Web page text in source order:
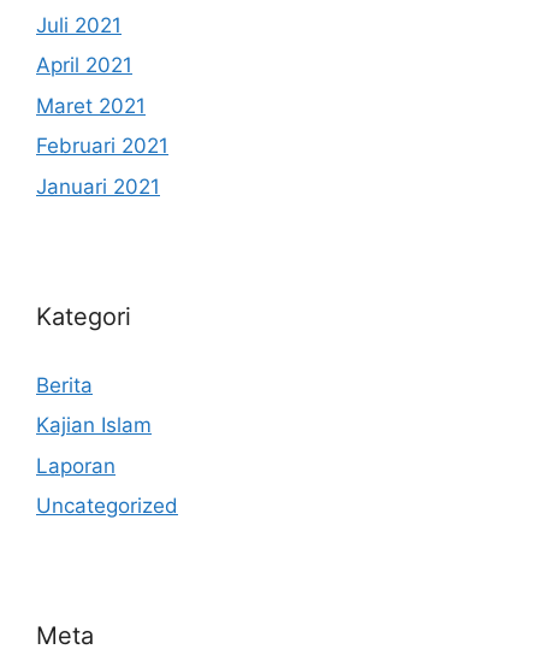
Juli 2021
April 2021
Maret 2021
Februari 2021
Januari 2021
Kategori
Berita
Kajian Islam
Laporan
Uncategorized
Meta